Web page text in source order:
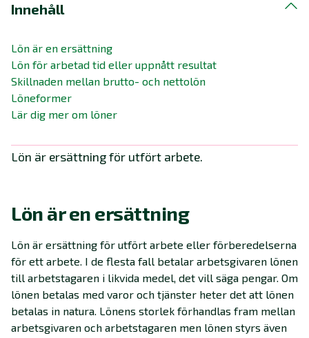
Innehåll
Lön är en ersättning
Lön för arbetad tid eller uppnått resultat
Skillnaden mellan brutto- och nettolön
Löneformer
Lär dig mer om löner
Lön är ersättning för utfört arbete.
Lön är en ersättning
Lön är ersättning för utfört arbete eller förberedelserna
för ett arbete. I de flesta fall betalar arbetsgivaren lönen
till arbetstagaren i likvida medel, det vill säga pengar. Om
lönen betalas med varor och tjänster heter det att lönen
betalas in natura. Lönens storlek förhandlas fram mellan
arbetsgivaren och arbetstagaren men lönen styrs även